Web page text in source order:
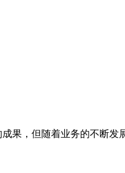
果，但随着业务的不断